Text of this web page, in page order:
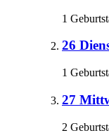
1
26
1
27
2